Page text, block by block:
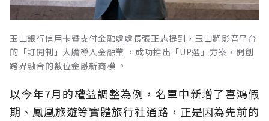
玉山銀行信用卡暨支付金融處處長張正志提到，玉山將影音平台
的「訂閱制」大膽導入金融業 ，成功推出「UP選」方案，開創
跨界融合的數位金融新商模 。
以今年7月的權益調整為例，名單中新增了喜鴻假
期、鳳凰旅遊等實體旅行社通路，正是因為先前的